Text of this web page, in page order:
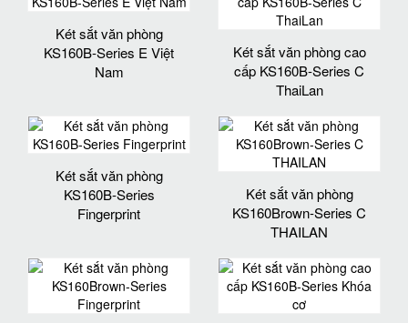
Két sắt văn phòng
KS160B-Series E Việt
Nam
Két sắt văn phòng cao
cấp KS160B-Series C
ThaiLan
Két sắt văn phòng
KS160B-Series
Fingerprint
Két sắt văn phòng
KS160Brown-Series C
THAILAN